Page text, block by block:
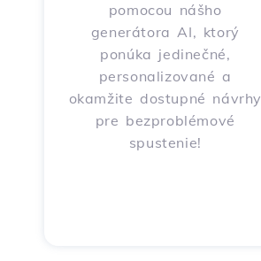
pomocou nášho
generátora AI, ktorý
ponúka jedinečné,
personalizované a
okamžite dostupné návrhy
pre bezproblémové
spustenie!